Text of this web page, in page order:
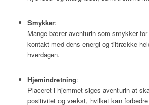
Smykker:
Mange bærer aventurin som smykker
kontakt med dens energi og tiltrække
hverdagen.
Hjemindretning:
Placeret i hjemmet siges aventurin at
positivitet og vækst, hvilket kan